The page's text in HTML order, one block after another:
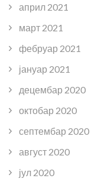
април 2021
март 2021
фебруар 2021
јануар 2021
децембар 2020
октобар 2020
септембар 2020
август 2020
јул 2020